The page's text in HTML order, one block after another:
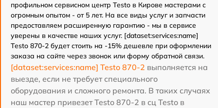
профильном сервисном центр Testo в Кирове мастерами с
огромным опытом - от 5 лет. На все виды услуг и запчасти
предоставляем расширенную гарантию - мы в сервисе
уверены в качестве наших услуг. [dataset:services:name]
Testo 870-2 будет стоить на -15% дешевле при оформлении
заказа на сайте через звонок или форму обратной связи.
[dataset:services:name] Testo 870-2 выполняется на
выезде, если не требует специального
оборудования и сложного ремонта. В таких случаях
наш мастер привезет Testo 870-2 в сц Testo в